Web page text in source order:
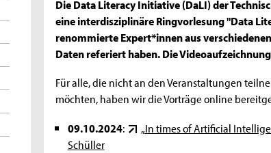
Die Data Literacy Initiative (DaLI) der
eine interdisziplinäre Ringvorlesung "Data
renommierte Expert*innen aus
Daten referiert haben. Die
Für alle, die nicht an den Veranstaltungen
möchten, haben wir die Vorträge online
09.10.2024:
„In times of Artificial
Schüller